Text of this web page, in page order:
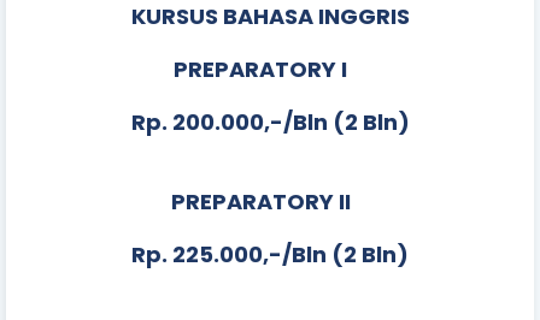
KURSUS BAHASA INGGRIS
PREPARATORY I
Rp. 200.000,-/Bln (2 Bln)
PREPARATORY II
Rp. 225.000,-/Bln (2 Bln)